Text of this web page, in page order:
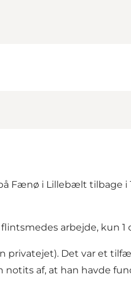
Fænø i Lillebælt tilbage i
arbejde, kun 1
Det var et
af, at han havde